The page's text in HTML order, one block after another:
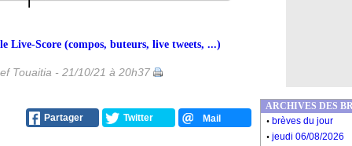
Live-Score (compos, buteurs, live tweets, ...)
Touaitia - 21/10/21 à 20h37
Partager Twitter Mail
21/10 PSG: Blanc juge
21/10 Barça: Laporta
21/10 PHOTO: Puel,
ARCHIVES DES
. brèves du jour
. jeudi 06/08/2026